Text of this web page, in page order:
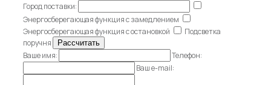
Город поставки:
Энергосберегающая функция с замедлением
Энергосберегающая функция с остановкой
Подсветка
поручня
Ваше имя:
Телефон:
Ваш e-mail: